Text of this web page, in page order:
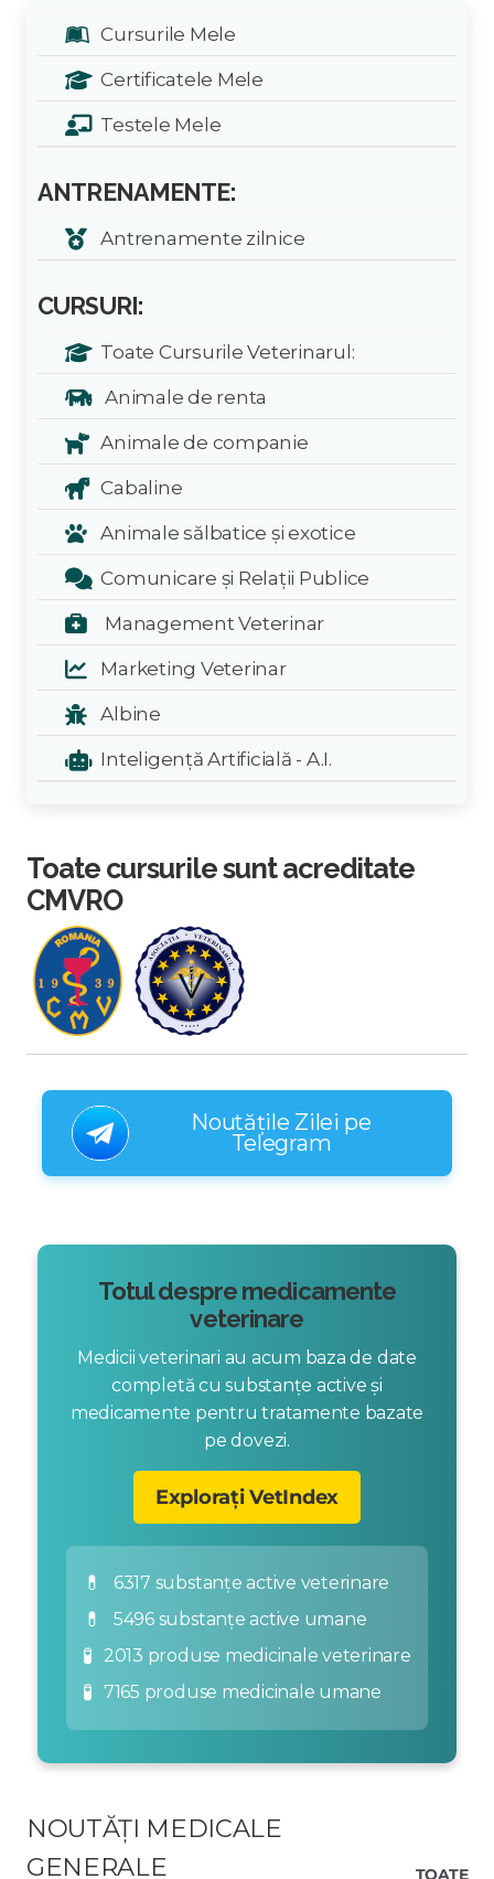
Cursurile Mele
Certificatele Mele
Testele Mele
ANTRENAMENTE:
Antrenamente zilnice
CURSURI:
Toate Cursurile Veterinarul:
Animale de renta
Animale de companie
Cabaline
Animale sălbatice și exotice
Comunicare și Relații Publice
Management Veterinar
Marketing Veterinar
Albine
Inteligență Artificială - A.I.
Toate cursurile sunt acreditate
CMVRO
Noutățile Zilei pe
Telegram
Totul despre medicamente
veterinare
Medicii veterinari au acum baza de date
completă cu substanțe active și
medicamente pentru tratamente bazate
pe dovezi.
Explorați VetIndex
💊 6317 substanțe active veterinare
💊 5496 substanțe active umane
🧪 2013 produse medicinale veterinare
🧪 7165 produse medicinale umane
NOUTĂȚI MEDICALE
GENERALE
TOATE